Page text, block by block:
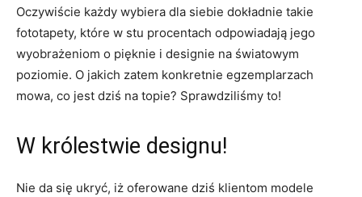
Oczywiście każdy wybiera dla siebie dokładnie takie
fototapety, które w stu procentach odpowiadają jego
wyobrażeniom o pięknie i designie na światowym
poziomie. O jakich zatem konkretnie egzemplarzach
mowa, co jest dziś na topie? Sprawdziliśmy to!
W królestwie designu!
Nie da się ukryć, iż oferowane dziś klientom modele